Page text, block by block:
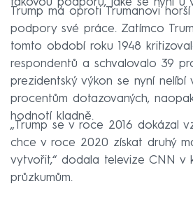
takovou podporu, jaké se nyní u
Trump má oproti Trumanovi
podpory své práce. Zatímco
tomto období roku 1948
respondentů a schvalovalo 39
prezidentský výkon se nyní nelíbí
procentům dotazovaných,
hodnotí kladně.
„Trump se v roce 2016 dokázal
chce v roce 2020 získat druhý
vytvořit,“ dodala televize CNN v
průzkumům.